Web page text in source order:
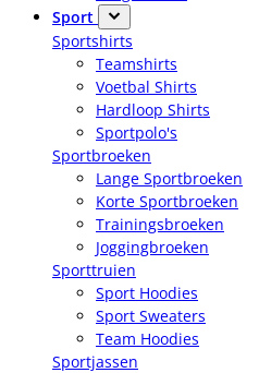
Sport
Sportshirts
Teamshirts
Voetbal Shirts
Hardloop Shirts
Sportpolo's
Sportbroeken
Lange Sportbroeken
Korte Sportbroeken
Trainingsbroeken
Joggingbroeken
Sporttruien
Sport Hoodies
Sport Sweaters
Team Hoodies
Sportjassen